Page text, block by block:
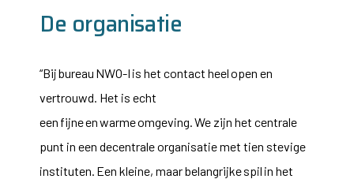
De organisatie
“Bij bureau NWO-I is het contact heel open en
vertrouwd. Het is echt
een fijne en warme omgeving. We zijn het centrale
punt in een decentrale organisatie met tien stevige
instituten. Een kleine, maar belangrijke spil in het